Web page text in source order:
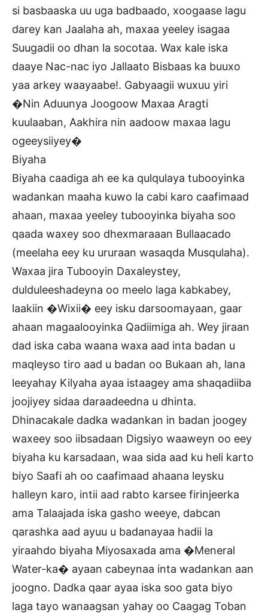
si basbaaska uu uga badbaado, xoogaase lagu
darey kan Jaalaha ah, maxaa yeeley isagaa
Suugadii oo dhan la socotaa. Wax kale iska
daaye Nac-nac iyo Jallaato Bisbaas ka buuxo
yaa arkey waayaabe!. Gabyaagii wuxuu yiri
�Nin Aduunya Joogoow Maxaa Aragti
kuulaaban, Aakhira nin aadoow maxaa lagu
ogeeysiiyey�
Biyaha
Biyaha caadiga ah ee ka qulqulaya tubooyinka
wadankan maaha kuwo la cabi karo caafimaad
ahaan, maxaa yeeley tubooyinka biyaha soo
qaada waxey soo dhexmaraaan Bullaacado
(meelaha eey ku ururaan wasaqda Musqulaha).
Waxaa jira Tubooyin Daxaleystey,
dulduleeshadeyna oo meelo laga kabkabey,
laakiin �Wixii� eey isku darsoomayaan, gaar
ahaan magaalooyinka Qadiimiga ah. Wey jiraan
dad iska caba waana waxa aad inta badan u
maqleyso tiro aad u badan oo Bukaan ah, lana
leeyahay Kilyaha ayaa istaagey ama shaqadiiba
joojiyey sidaa daraadeedna u dhinta.
Dhinacakale dadka wadankan in badan joogey
waxeey soo iibsadaan Digsiyo waaweyn oo eey
biyaha ku karsadaan, waa sida aad ku heli karto
biyo Saafi ah oo caafimaad ahaana leysku
halleyn karo, intii aad rabto karsee firinjeerka
ama Talaajada iska gasho weeye, dabcan
qarashka aad ayuu u badanayaa hadii la
yiraahdo biyaha Miyosaxada ama �Meneral
Water-ka� ayaan cabeynaa inta wadankan aan
joogno. Dadka qaar ayaa iska soo gata biyo
laga tayo wanaagsan yahay oo Caagag Toban